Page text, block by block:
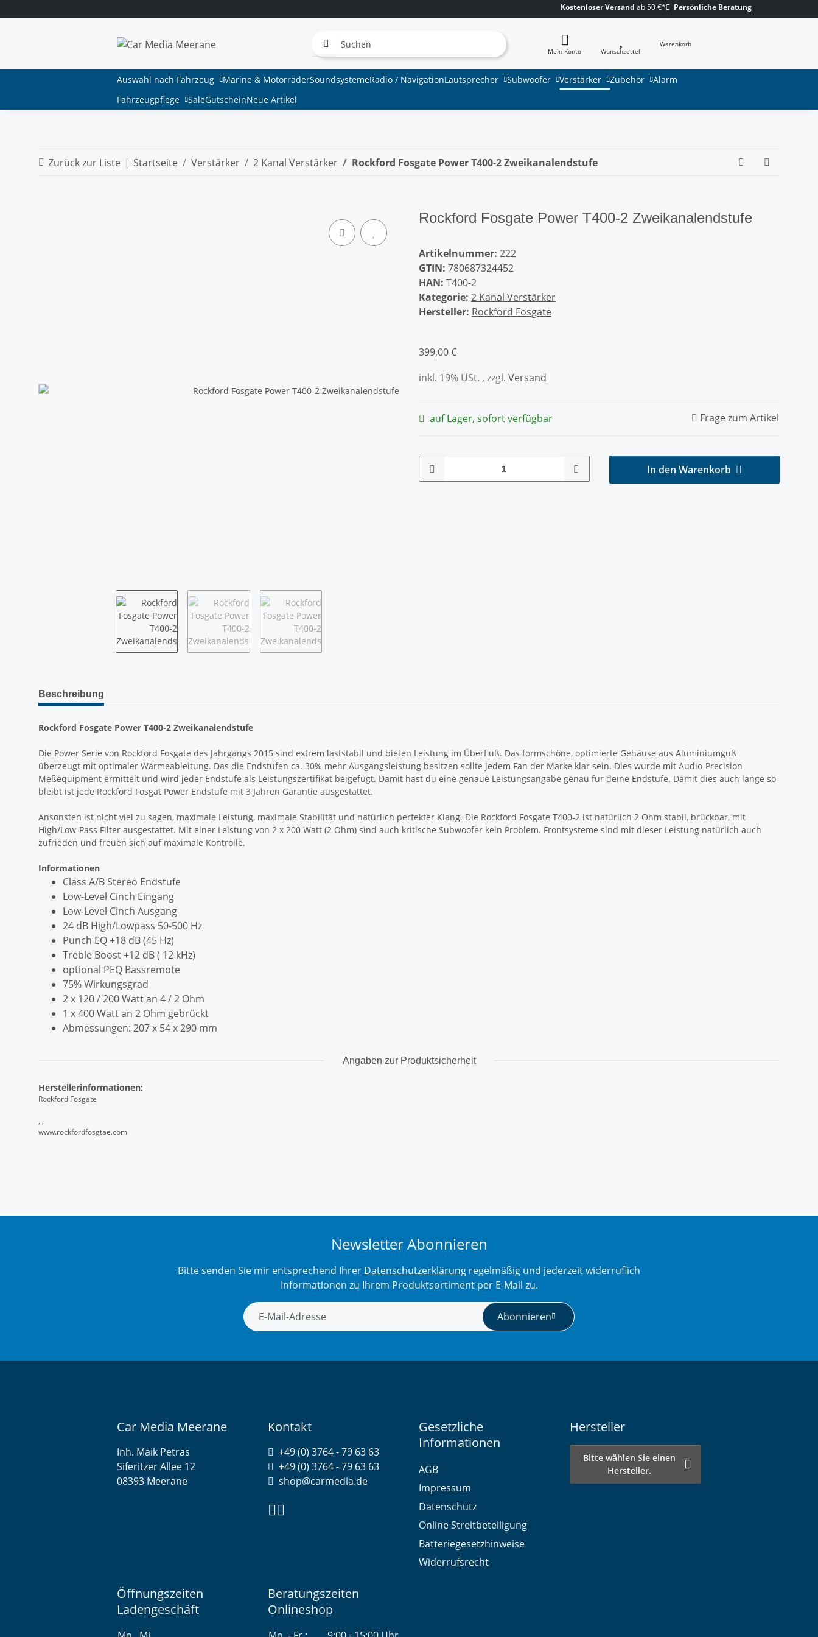
Kostenloser Versand ab 50 €* Persönliche Beratung
Mein Konto Wunschzettel
Warenkorb
Auswahl nach Fahrzeug Marine & MotorräderSoundsystemeRadio / NavigationLautsprecher Subwoofer Verstärker Zubehör
Alarm
Fahrzeugpflege
SaleGutscheinNeue Artikel
Zurück zur Liste Startseite Verstärker 2 Kanal Verstärker Rockford Fosgate Power T400-2 Zweikanalendstufe
Rockford Fosgate Power T400-2 Zweikanalendstufe
Artikelnummer: 222
GTIN: 780687324452
HAN: T400-2
Kategorie: 2 Kanal Verstärker
Hersteller: Rockford Fosgate
399,00 €
inkl. 19% USt. , zzgl. Versand
auf Lager, sofort verfügbar Frage zum Artikel
In den Warenkorb
weitere Registerkarten anzeigen
Beschreibung
Rockford Fosgate Power T400-2 Zweikanalendstufe
Die Power Serie von Rockford Fosgate des Jahrgangs 2015 sind extrem laststabil und bieten Leistung im Überfluß. Das formschöne, optimierte Gehäuse aus Aluminiumguß
überzeugt mit optimaler Wärmeableitung. Das die Endstufen ca. 30% mehr Ausgangsleistung besitzen sollte jedem Fan der Marke klar sein. Dies wurde mit Audio-Precision
Meßequipment ermittelt und wird jeder Endstufe als Leistungszertifikat beigefügt. Damit hast du eine genaue Leistungsangabe genau für deine Endstufe. Damit dies auch lange so
bleibt ist jede Rockford Fosgat Power Endstufe mit 3 Jahren Garantie ausgestattet.
Ansonsten ist nicht viel zu sagen, maximale Leistung, maximale Stabilität und natürlich perfekter Klang. Die Rockford Fosgate T400-2 ist natürlich 2 Ohm stabil, brückbar, mit
High/Low-Pass Filter ausgestattet. Mit einer Leistung von 2 x 200 Watt (2 Ohm) sind auch kritische Subwoofer kein Problem. Frontsysteme sind mit dieser Leistung natürlich auch
zufrieden und freuen sich auf maximale Kontrolle.
Informationen
Class A/B Stereo Endstufe
Low-Level Cinch Eingang
Low-Level Cinch Ausgang
24 dB High/Lowpass 50-500 Hz
Punch EQ +18 dB (45 Hz)
Treble Boost +12 dB ( 12 kHz)
optional PEQ Bassremote
75% Wirkungsgrad
2 x 120 / 200 Watt an 4 / 2 Ohm
1 x 400 Watt an 2 Ohm gebrückt
Abmessungen: 207 x 54 x 290 mm
Angaben zur Produktsicherheit
Herstellerinformationen:
Rockford Fosgate
, ,
www.rockfordfosgtae.com
Newsletter Abonnieren
Bitte senden Sie mir entsprechend Ihrer Datenschutzerklärung regelmäßig und jederzeit widerruflich
Informationen zu Ihrem Produktsortiment per E-Mail zu.
Abonnieren
Car Media Meerane
Inh. Maik Petras
Siferitzer Allee 12
08393 Meerane
Kontakt
+49 (0) 3764 - 79 63 63
+49 (0) 3764 - 79 63 63
shop@carmedia.de
Gesetzliche
Informationen
AGB
Impressum
Datenschutz
Online Streitbeteiligung
Batteriegesetzhinweise
Widerrufsrecht
Hersteller
Bitte wählen Sie einen
Hersteller.
Öffnungszeiten
Ladengeschäft
Beratungszeiten
Onlineshop